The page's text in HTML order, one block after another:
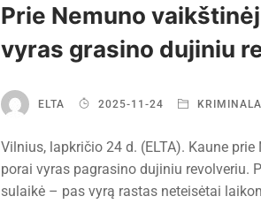
Prie Nemuno
vyras grasino dujiniu
ELTA 2025-11-24 KRIMINALAI
Vilnius, lapkričio 24 d. (ELTA). Kaune
porai vyras pagrasino dujiniu revolveriu.
sulaikė – pas vyrą rastas neteisėtai